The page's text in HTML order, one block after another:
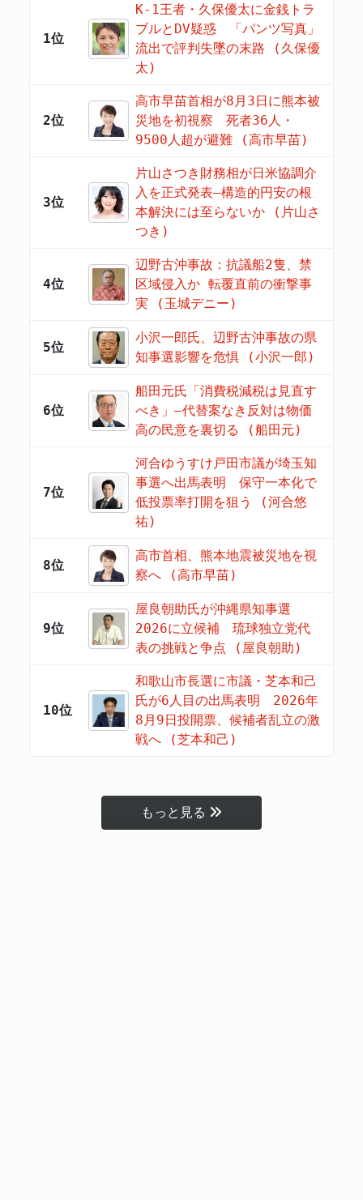
1位
K-1王者・久保優太に金銭トラ
ブルとDV疑惑 「パンツ写真」
流出で評判失墜の末路 (久保優
太)
2位
高市早苗首相が8月3日に熊本被
災地を初視察 死者36人・
9500人超が避難 (高市早苗)
3位
片山さつき財務相が日米協調介
入を正式発表―構造的円安の根
本解決には至らないか (片山さ
つき)
4位
辺野古沖事故：抗議船2隻、禁
区域侵入か 転覆直前の衝撃事
実 (玉城デニー)
5位
小沢一郎氏、辺野古沖事故の県
知事選影響を危惧 (小沢一郎)
6位
船田元氏「消費税減税は見直す
べき」―代替案なき反対は物価
高の民意を裏切る (船田元)
7位
河合ゆうすけ戸田市議が埼玉知
事選へ出馬表明 保守一本化で
低投票率打開を狙う (河合悠
祐)
8位
高市首相、熊本地震被災地を視
察へ (高市早苗)
9位
屋良朝助氏が沖縄県知事選
2026に立候補 琉球独立党代
表の挑戦と争点 (屋良朝助)
10位
和歌山市長選に市議・芝本和己
氏が6人目の出馬表明 2026年
8月9日投開票、候補者乱立の激
戦へ (芝本和己)
もっと見る